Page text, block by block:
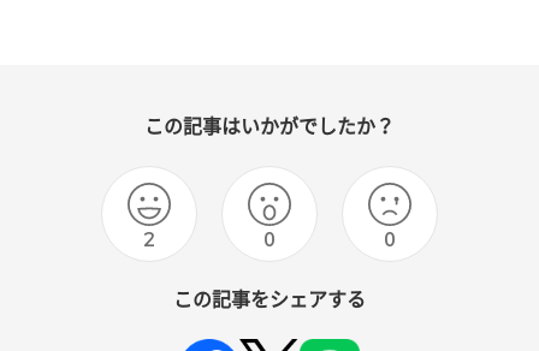
この記事はいかがでしたか？
2 0 0
この記事をシェアする